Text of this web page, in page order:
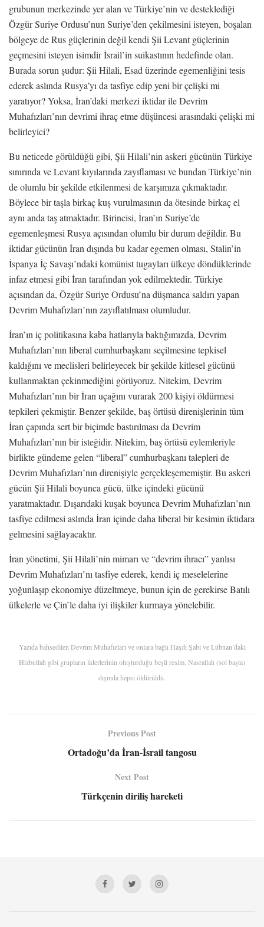
grubunun merkezinde yer alan ve Türkiye’nin ve desteklediği
Özgür Suriye Ordusu’nun Suriye’den çekilmesini isteyen, boşalan
bölgeye de Rus güçlerinin değil kendi Şii Levant güçlerinin
geçmesini isteyen isimdir İsrail’in suikastının hedefinde olan.
Burada sorun şudur: Şii Hilali, Esad üzerinde egemenliğini tesis
ederek aslında Rusya’yı da tasfiye edip yeni bir çelişki mi
yaratıyor? Yoksa, İran’daki merkezi iktidar ile Devrim
Muhafızları’nın devrimi ihraç etme düşüncesi arasındaki çelişki mi
belirleyici?
Bu neticede görüldüğü gibi, Şii Hilali’nin askeri gücünün Türkiye
sınırında ve Levant kıyılarında zayıflaması ve bundan Türkiye’nin
de olumlu bir şekilde etkilenmesi de karşımıza çıkmaktadır.
Böylece bir taşla birkaç kuş vurulmasının da ötesinde birkaç el
aynı anda taş atmaktadır. Birincisi, İran’ın Suriye’de
egemenleşmesi Rusya açısından olumlu bir durum değildir. Bu
iktidar gücünün İran dışında bu kadar egemen olması, Stalin’in
İspanya İç Savaşı’ndaki komünist tugayları ülkeye döndüklerinde
infaz etmesi gibi İran tarafından yok edilmektedir. Türkiye
açısından da, Özgür Suriye Ordusu’na düşmanca saldırı yapan
Devrim Muhafızları’nın zayıflatılması olumludur.
İran’ın iç politikasına kaba hatlarıyla baktığımızda, Devrim
Muhafızları’nın liberal cumhurbaşkanı seçilmesine tepkisel
kaldığını ve meclisleri belirleyecek bir şekilde kitlesel gücünü
kullanmaktan çekinmediğini görüyoruz. Nitekim, Devrim
Muhafızları’nın bir İran uçağını vurarak 200 kişiyi öldürmesi
tepkileri çekmiştir. Benzer şekilde, baş örtüsü direnişlerinin tüm
İran çapında sert bir biçimde bastırılması da Devrim
Muhafızları’nın bir isteğidir. Nitekim, baş örtüsü eylemleriyle
birlikte gündeme gelen “liberal” cumhurbaşkanı talepleri de
Devrim Muhafızları’nın direnişiyle gerçekleşememiştir. Bu askeri
gücün Şii Hilali boyunca gücü, ülke içindeki gücünü
yaratmaktadır. Dışarıdaki kuşak boyunca Devrim Muhafızları’nın
tasfiye edilmesi aslında İran içinde daha liberal bir kesimin iktidara
gelmesini sağlayacaktır.
İran yönetimi, Şii Hilali’nin mimarı ve “devrim ihracı” yanlısı
Devrim Muhafızları’nı tasfiye ederek, kendi iç meselelerine
yoğunlaşıp ekonomiye düzeltmeye, bunun için de gerekirse Batılı
ülkelerle ve Çin’le daha iyi ilişkiler kurmaya yönelebilir.
Yazıda bahsedilen Devrim Muhafızları ve onlara bağlı Haşdi Şabi ve Lübnan’daki
Hizbullah gibi grupların liderlerinin oluşturduğu beşli resim. Nasrallah (sol başta)
dışında hepsi öldürüldü.
Previous Post
Ortadoğu’da İran-İsrail tangosu
Next Post
Türkçenin diriliş hareketi